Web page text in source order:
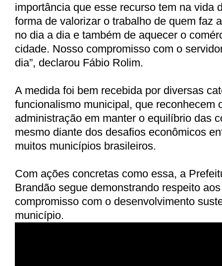
importância que esse recurso tem na vida
forma de valorizar o trabalho de quem faz
no dia a dia e também de aquecer o
cidade. Nosso compromisso com o
dia”, declarou Fábio Rolim.
A medida foi bem recebida por diversas
funcionalismo municipal, que reconhecem
administração em manter o equilíbrio das
mesmo diante dos desafios econômicos
muitos municípios brasileiros.
Com ações concretas como essa, a
Brandão segue demonstrando respeito
compromisso com o desenvolvimento
município.